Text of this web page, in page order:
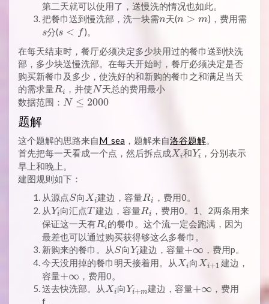
<
p
=
1
第二天就可以使用了，送慢洗的情况也如此。
把餐巾送到慢洗部，洗一块需n
n天(n
m
n > m)，费用需
s分(s
<
f
s < f)。
在每天结束时，餐厅必须决定多少块用过的餐巾送到快洗
部，多少块送慢洗部。在每天开始时，餐厅必须决定是否
购买新餐巾及多少，使洗好的和新购的餐巾之和满足当天
的需求量R_i
Ri ，并使N
N天总的费用最小
数据范围： N
N ≤ 2000
题解
这个题解的思路来自M_sea ，题解来自洛谷题解。
首先把每一天看成一个点，然后拆点成X_i
Xi和Y_i
Yi ，分别表示
早上和晚上。
建图规则如下：
从源点S
S向X_i
Xi建边，容量R_i
Ri
，费用0。
从Y_i
Yi向汇点T
T建边，容量R_i
Ri
，费用0。1、2两条用来
保证这一天有R_i
Ri的餐巾。这个流一定会跑满，因为
最差也可以通过购买获得够这么多餐巾。
新购来的餐巾。从S
S向Y_i
Yi建边，容量+
\infty
+∞ ，费用p。
今天没用掉的餐巾明天接着用。从X_i
Xi向X_{i+1}
Xi+1 建边，
容量+
\infty
+∞ ，费用0。
送去快洗部。从X_i
Xi向Y_{i+m}
Yi+m建边，容量+
+∞ ，费用
f。